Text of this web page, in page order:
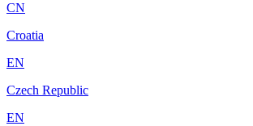
CN
Croatia
EN
Czech Republic
EN